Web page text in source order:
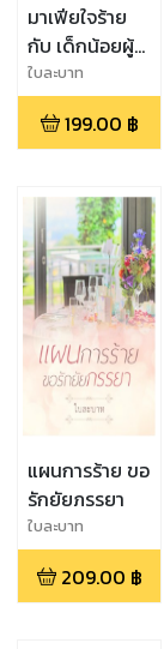
มาเฟียใจร้าย
กับ เด็กน้อยผู้
ใสซื่อ
ใบละบาท
199.00 ฿
แผนการร้าย ขอ
รักยัยภรรยา
ใบละบาท
209.00 ฿